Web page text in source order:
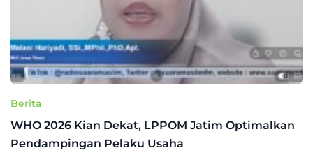
Berita
WHO 2026 Kian Dekat, LPPOM Jatim Optimalkan
Pendampingan Pelaku Usaha